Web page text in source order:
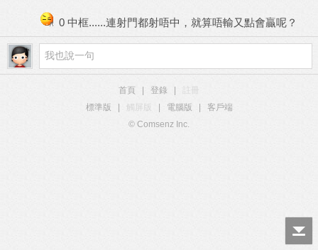
0 中框......連射門都射唔中，就算唔輸又點會贏呢？
首頁 登錄
標準版
電腦版
客戶端
© Comsenz Inc.